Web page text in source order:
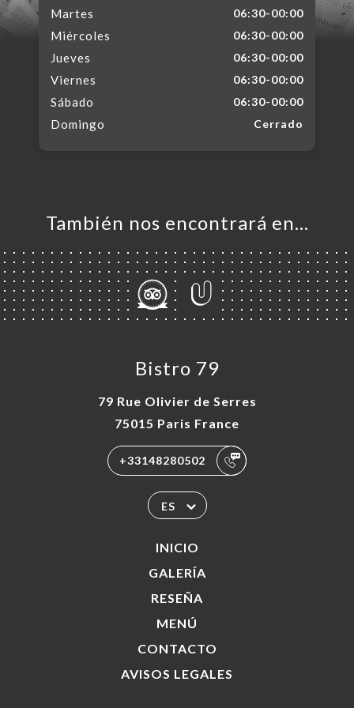
Martes 06:30-00:00
Miércoles 06:30-00:00
Jueves 06:30-00:00
Viernes 06:30-00:00
Sábado 06:30-00:00
Domingo Cerrado
También nos encontrará en…
Bistro 79
79 Rue Olivier de Serres
75015 Paris France
+33148280502
ES
INICIO
GALERÍA
RESEÑA
MENÚ
CONTACTO
AVISOS LEGALES